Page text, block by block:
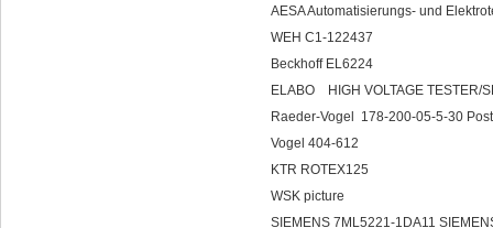
AESA Automatisierungs- und
WEH C1-122437
Beckhoff EL6224
ELABO HIGH
Raeder-Vogel 178-200-05-5-30
Vogel 404-612
KTR ROTEX125
WSK picture
SIEMENS 7ML5221-1DA11